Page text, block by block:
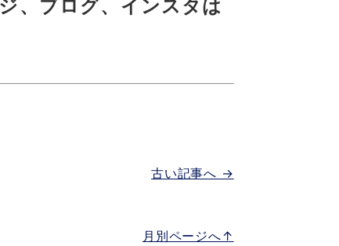
、ブログ、インスタは
古い記事へ →
月別ページへ↑